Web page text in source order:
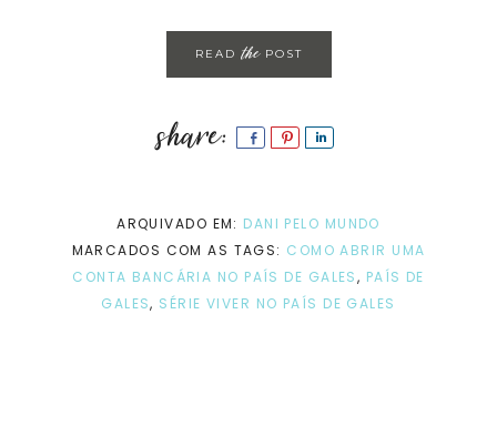
READthePOST
Share Pin
ARQUIVADO EM: DANI PELO MUNDO
MARCADOS COM AS TAGS: COMO ABRIR UMA
CONTA BANCÁRIA NO PAÍS DE GALES, PAÍS DE
GALES, SÉRIE VIVER NO PAÍS DE GALES